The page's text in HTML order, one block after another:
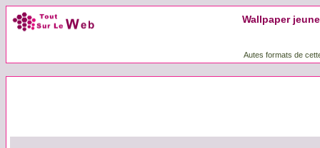
Wallpaper
Autes formats de